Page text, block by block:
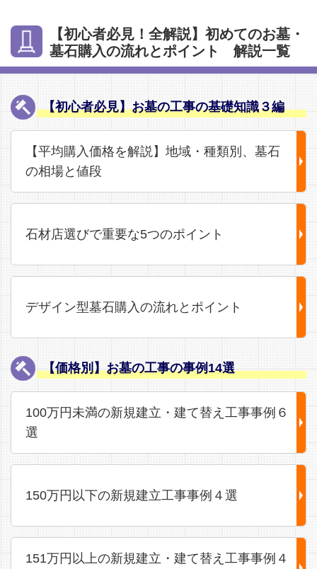
【初心者必見！全解説】初めてのお墓・
墓石購入の流れとポイント 解説一覧
【初心者必見】お墓の工事の基礎知識３編
【平均購入価格を解説】地域・種類別、墓石
の相場と値段
石材店選びで重要な5つのポイント
デザイン型墓石購入の流れとポイント
【価格別】お墓の工事の事例14選
100万円未満の新規建立・建て替え工事事例６
選
150万円以下の新規建立工事事例４選
151万円以上の新規建立・建て替え工事事例４